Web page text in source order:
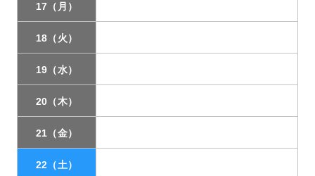
17（月）
18（火）
19（水）
20（木）
21（金）
22（土）